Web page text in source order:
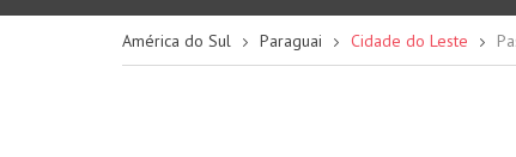
América do Sul Paraguai Cidade do Leste